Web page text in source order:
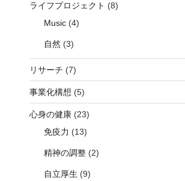
ライフプロジェクト (8)
Music(4)
自然 (3)
リサーチ (7)
事業化構想 (5)
心身の健康(23)
免疫力 (13)
精神の調整(2)
自立厚生 (9)